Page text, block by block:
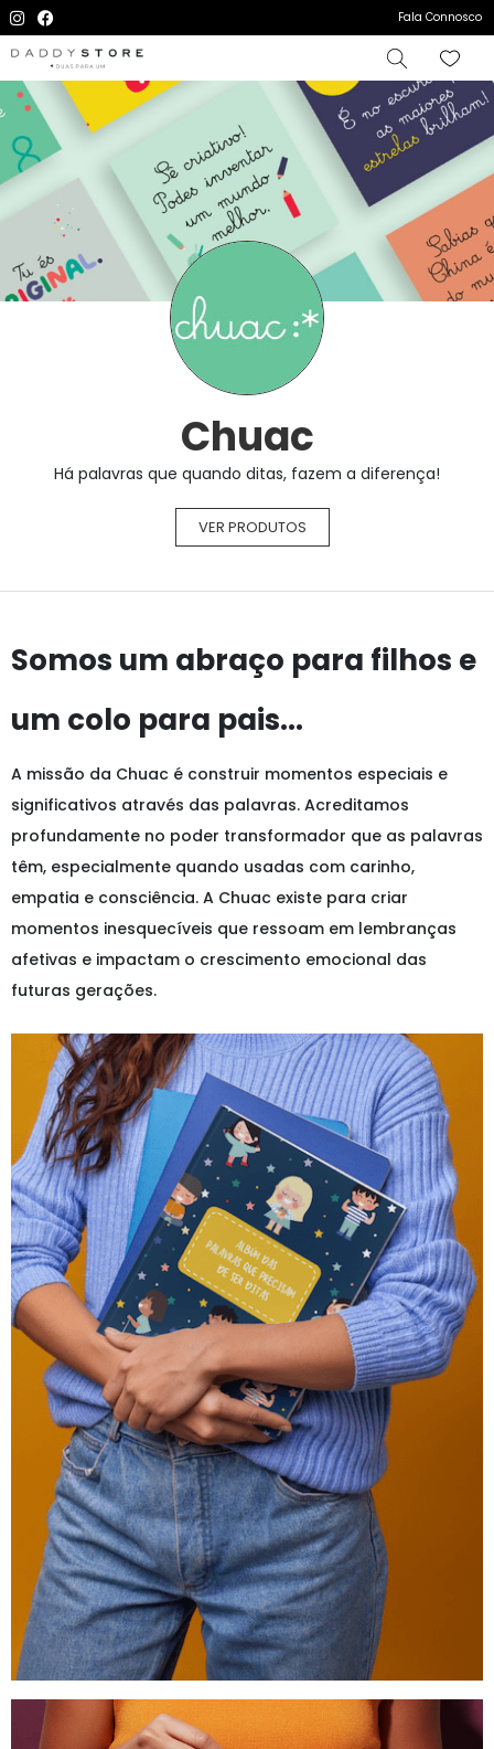
Fala Connosco
Chuac
Há palavras que quando ditas, fazem a diferença!
VER PRODUTOS
Somos um abraço para filhos e
um colo para pais...
A missão da Chuac é construir momentos especiais e
significativos através das palavras. Acreditamos
profundamente no poder transformador que as palavras
têm, especialmente quando usadas com carinho,
empatia e consciência. A Chuac existe para criar
momentos inesquecíveis que ressoam em lembranças
afetivas e impactam o crescimento emocional das
futuras gerações.